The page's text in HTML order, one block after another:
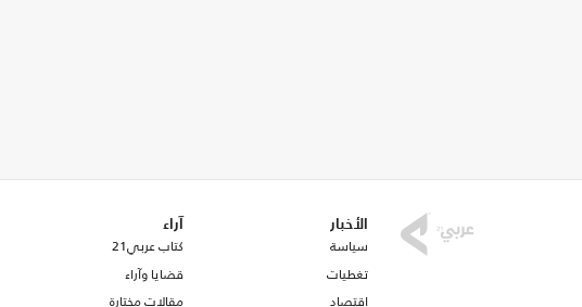
الأخبار
سياسة
تغطيات
اقتصاد
آراء
كتاب عربي21
قضايا وآراء
مقالات مختارة